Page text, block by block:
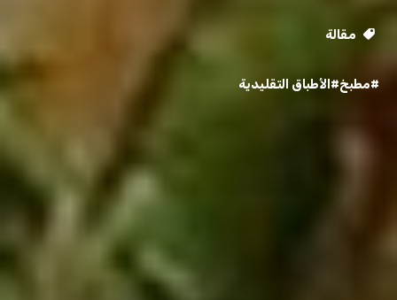
مقالة
#مطبخ#الأطباق التقليدية